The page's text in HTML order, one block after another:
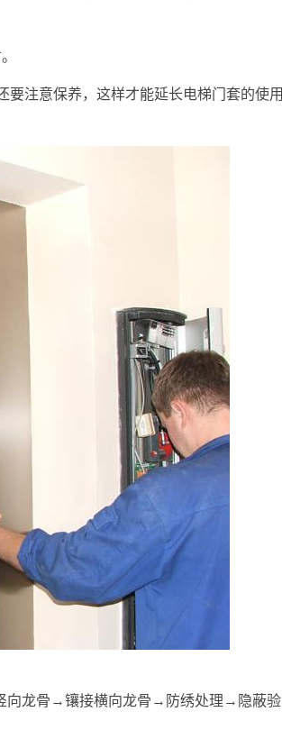
注意保养，这样才能延长电梯门套的使用
向龙骨→镶接横向龙骨→防绣处理→隐蔽验